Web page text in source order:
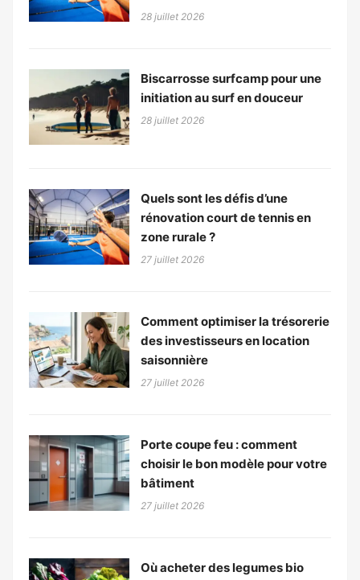
28 juillet 2026
Biscarrosse surfcamp pour une
initiation au surf en douceur
28 juillet 2026
Quels sont les défis d’une
rénovation court de tennis en
zone rurale ?
27 juillet 2026
Comment optimiser la trésorerie
des investisseurs en location
saisonnière
27 juillet 2026
Porte coupe feu : comment
choisir le bon modèle pour votre
bâtiment
27 juillet 2026
Où acheter des legumes bio